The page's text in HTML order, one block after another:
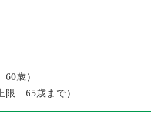
歳）
限 65歳まで）